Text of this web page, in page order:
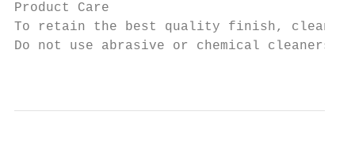
Product Care
To retain the best quality finish, clean
Do not use abrasive or chemical cleaners